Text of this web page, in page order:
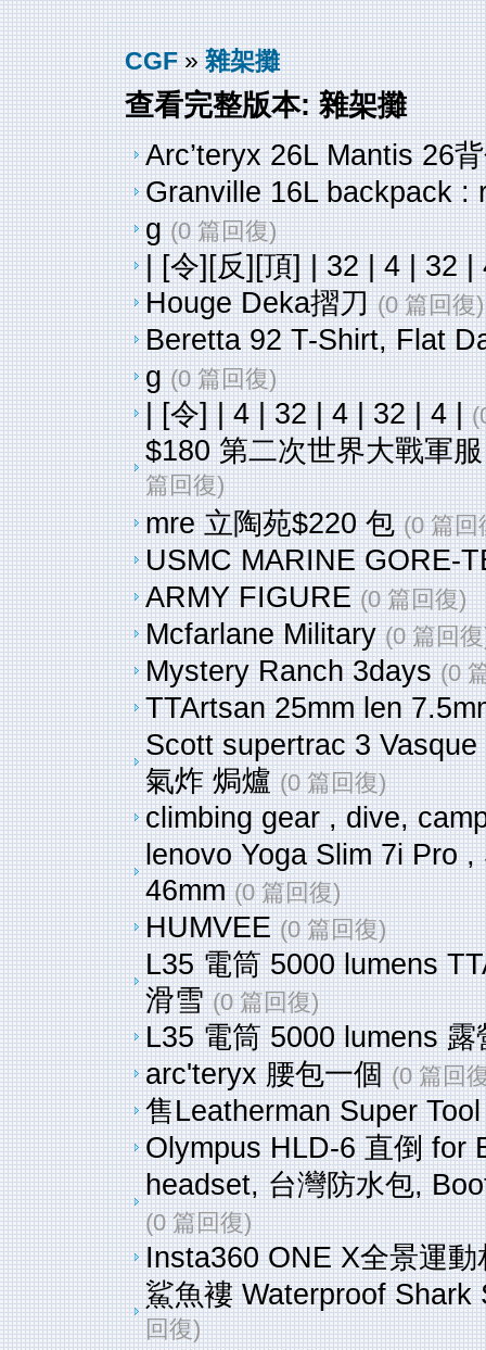
CGF»雜架攤
查看完整版本: 雜架攤
Arc’teryx 26L Mantis 26
Granville 16L backpack :
g (0 篇回復)
| [令][反][頂] | 32 | 4 | 32 |
Houge Deka摺刀 (0 篇回復)
Beretta 92 T-Shirt, Flat
g (0 篇回復)
| [令] | 4 | 32 | 4 | 32 | 4 |
$180 第二次世界大戰軍
篇回復)
mre 立陶苑$220 包 (0 篇回
USMC MARINE GORE-
ARMY FIGURE (0 篇回復)
Mcfarlane Military (0 篇回
Mystery Ranch 3days (0
TTArtsan 25mm len
Scott supertrac 3
氣炸 焗爐 (0 篇回復)
climbing gear , dive,
lenovo Yoga Slim 7i Pro
46mm (0 篇回復)
HUMVEE (0 篇回復)
L35 電筒 5000 lumens
滑雪 (0 篇回復)
L35 電筒 5000 lumens 露
arc'teryx 腰包一個 (0 篇回
售Leatherman Super
Olympus HLD-6 直倒 for
headset, 台灣防水包,
(0 篇回復)
Insta360 ONE X全景運動
鯊魚褸 Waterproof
回復)